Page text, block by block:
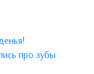
про зубы